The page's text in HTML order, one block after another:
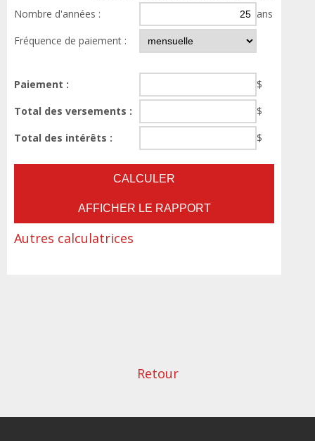
Nombre d'années :
ans
Fréquence de paiement :
Paiement :
$
Total des versements :
$
Total des intérêts :
$
Autres calculatrices
Retour